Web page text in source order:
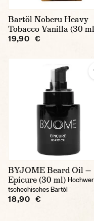
Bartöl Noberu Heavy
Tobacco Vanilla (30
19,90 €
BYJOME Beard Oil —
Epicure (30 ml)
tschechisches Bartöl
18,90 €